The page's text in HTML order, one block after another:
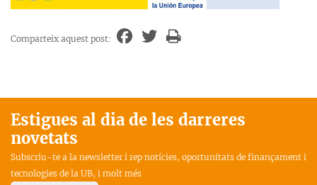
Comparteix aquest post:
Estigues al dia de les darreres
novetats
Subscriu-te a la newsletter i rep notícies, oportunitats de finançament i
tecnologies de la UB, i molt més